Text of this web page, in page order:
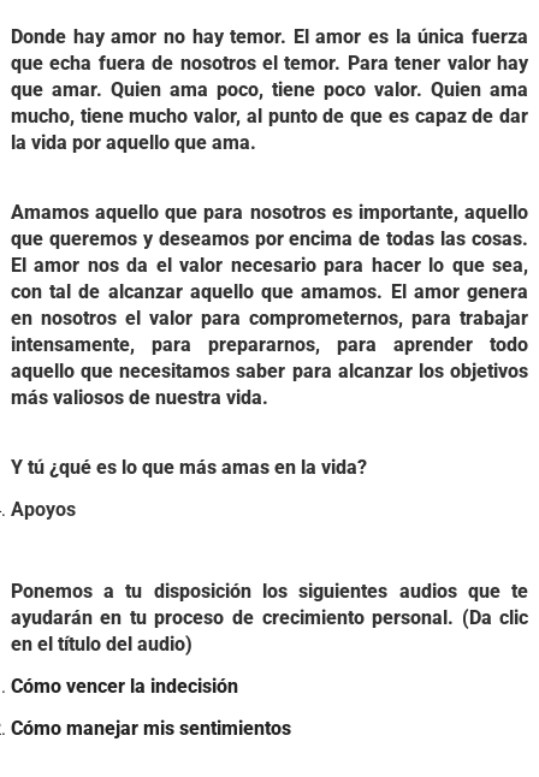
Donde hay amor no hay temor. El amor es la única fuerza
que echa fuera de nosotros el temor. Para tener valor hay
que amar. Quien ama poco, tiene poco valor. Quien ama
mucho, tiene mucho valor, al punto de que es capaz de dar
la vida por aquello que ama.
Amamos aquello que para nosotros es importante, aquello
que queremos y deseamos por encima de todas las cosas.
El amor nos da el valor necesario para hacer lo que sea,
con tal de alcanzar aquello que amamos. El amor genera
en nosotros el valor para comprometernos, para trabajar
intensamente, para prepararnos, para aprender todo
aquello que necesitamos saber para alcanzar los objetivos
más valiosos de nuestra vida.
Y tú ¿qué es lo que más amas en la vida?
Apoyos
Ponemos a tu disposición los siguientes audios que te
ayudarán en tu proceso de crecimiento personal. (Da clic
en el título del audio)
Cómo vencer la indecisión
Cómo manejar mis sentimientos